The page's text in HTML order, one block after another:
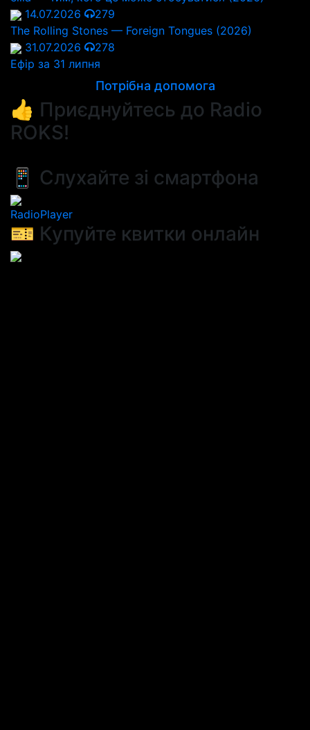
14.07.2026
279
The Rolling Stones — Foreign Tongues (2026)
31.07.2026
278
Ефір за 31 липня
Потрібна допомога
👍 Приєднуйтесь до Radio
ROKS!
📱 Слухайте зі смартфона
RadioPlayer
🎫 Купуйте квитки онлайн